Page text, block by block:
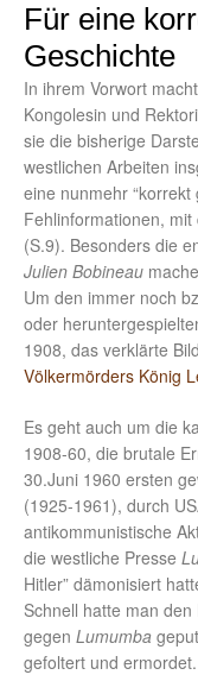
Für eine
Geschichte
In ihrem Vorwort macht
Kongolesin und
sie die bisherige
westlichen Arbeiten
eine nunmehr “korrekt
Fehlinformationen,
(S.9). Besonders die
Julien Bobineau
Um den immer noch
oder
1908, das verklärte
Völkermörders König
Es geht auch um die
1908-60, die brutale
30.Juni 1960 ersten
(1925-1961), durch
antikommunistische
die westliche Presse
Hitler” dämonisiert
Schnell hatte man
gegen Lumumba
gefoltert und ermordet.